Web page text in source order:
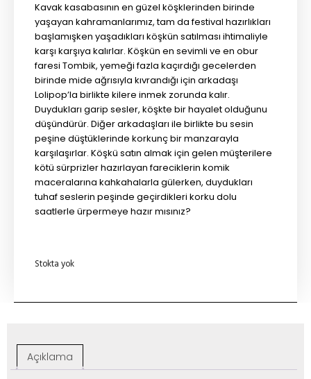
Kavak kasabasının en güzel köşklerinden birinde
yaşayan kahramanlarımız, tam da festival hazırlıkları
başlamışken yaşadıkları köşkün satılması ihtimaliyle
karşı karşıya kalırlar. Köşkün en sevimli ve en obur
faresi Tombik, yemeği fazla kaçırdığı gecelerden
birinde mide ağrısıyla kıvrandığı için arkadaşı
Lolipop’la birlikte kilere inmek zorunda kalır.
Duydukları garip sesler, köşkte bir hayalet olduğunu
düşündürür. Diğer arkadaşları ile birlikte bu sesin
peşine düştüklerinde korkunç bir manzarayla
karşılaşırlar. Köşkü satın almak için gelen müşterilere
kötü sürprizler hazırlayan fareciklerin komik
maceralarına kahkahalarla gülerken, duydukları
tuhaf seslerin peşinde geçirdikleri korku dolu
saatlerle ürpermeye hazır mısınız?
Stokta yok
Açıklama